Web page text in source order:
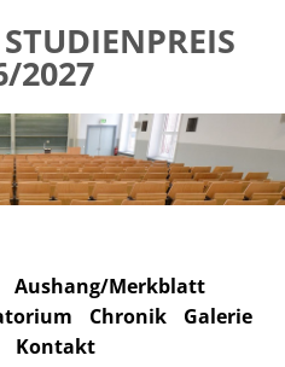
2027
Aushang/Merkblatt
Chronik
Galerie
Kontakt